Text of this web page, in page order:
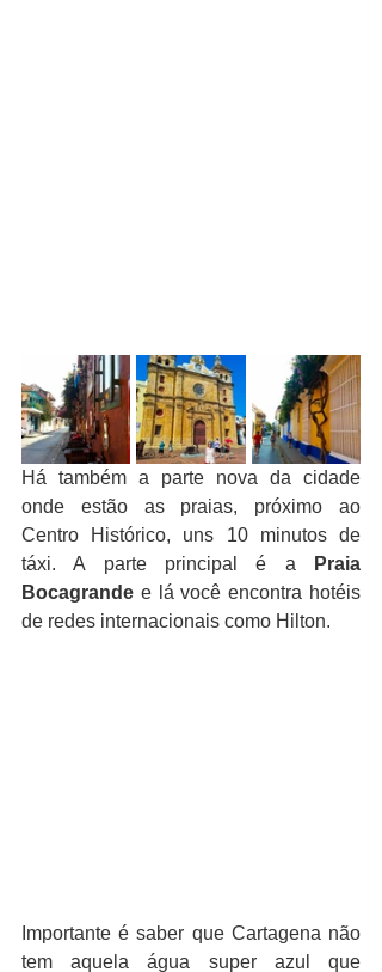
Há também a parte nova da cidade
onde estão as praias, próximo ao
Centro Histórico, uns 10 minutos de
táxi. A parte principal é a
Praia
Bocagrande e lá você encontra hotéis
de redes internacionais como Hilton.
Importante é saber que Cartagena não
tem aquela água super azul que